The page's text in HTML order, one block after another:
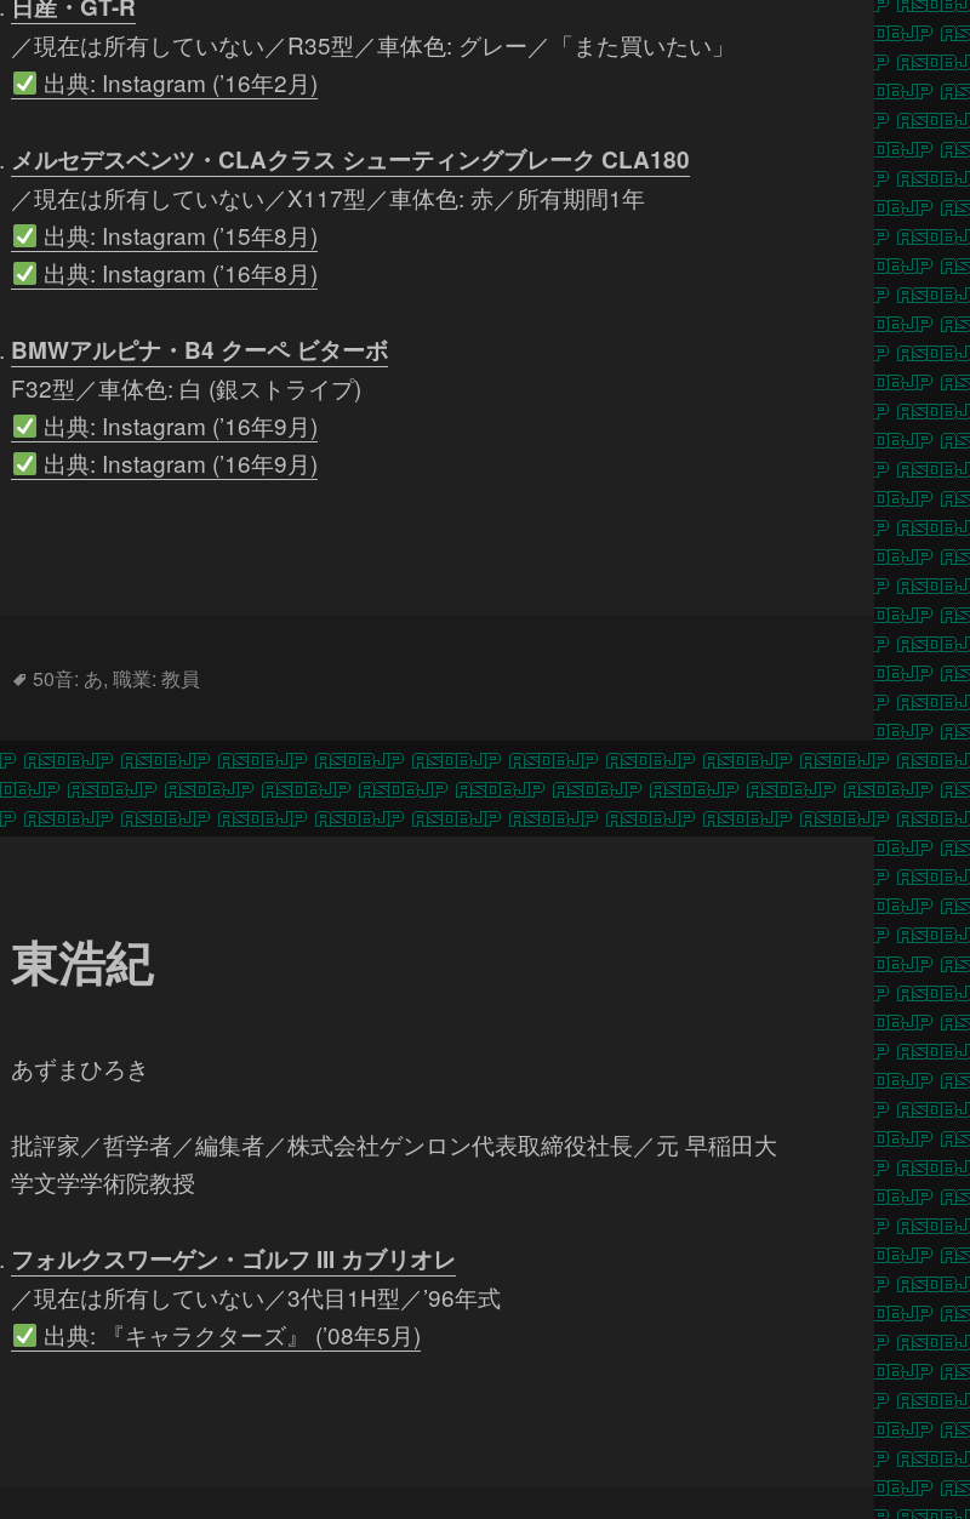
日産・GT-R
／現在は所有していない／R35型／車体色: グレー／「また買いたい」
出典: Instagram (’16年2月)
メルセデスベンツ・CLAクラス シューティングブレーク CLA180
／現在は所有していない／X117型／車体色: 赤／所有期間1年
出典: Instagram (’15年8月)
出典: Instagram (’16年8月)
BMWアルピナ・B4 クーペ ビターボ
F32型／車体色: 白 (銀ストライプ)
出典: Instagram (’16年9月)
出典: Instagram (’16年9月)
タ
50音: あ,職業: 教員
東浩紀
あずまひろき
批評家／哲学者／編集者／株式会社ゲンロン代表取締役社長／元 早稲田大
学文学学術院教授
フォルクスワーゲン・ゴルフ III カブリオレ
／現在は所有していない／3代目1H型／’96年式
出典: 『キャラクターズ』 (’08年5月)